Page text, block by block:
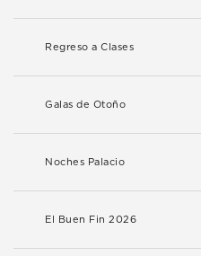
Regreso a Clases
Galas de Otoño
Noches Palacio
El Buen Fin 2026